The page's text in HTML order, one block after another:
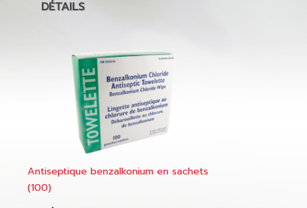
DÉTAILS
Antiseptique benzalkonium en sachets
(100)